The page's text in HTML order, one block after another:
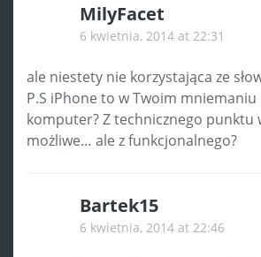
MilyFacet
6 kwietnia, 2014 at 22:31
ale niestety nie korzystająca ze
P.S iPhone to w Twoim mniemaniu
komputer? Z technicznego punktu
możliwe… ale z funkcjonalnego?
Bartek15
6 kwietnia, 2014 at 22:46